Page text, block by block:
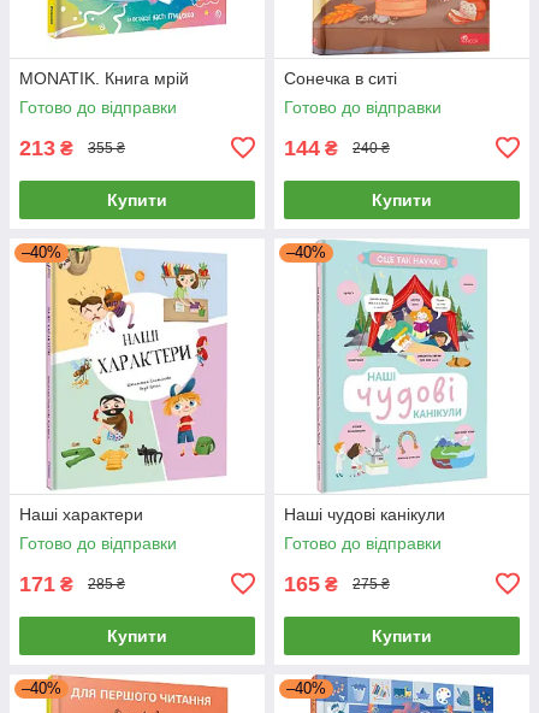
MONATIK. Книга мрій
Готово до відправки
213 ₴ 355 ₴
Купити
Сонечка в ситі
Готово до відправки
144 ₴ 240 ₴
Купити
–40%
Наші характери
Готово до відправки
171 ₴ 285 ₴
Купити
–40%
Наші чудові канікули
Готово до відправки
165 ₴ 275 ₴
Купити
–40% –40%